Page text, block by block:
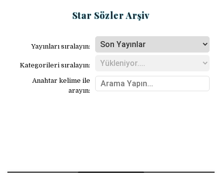
Star Sözler Arşiv
Yayınları sıralayın:
Kategorileri sıralayın:
Anahtar kelime ile
arayın: